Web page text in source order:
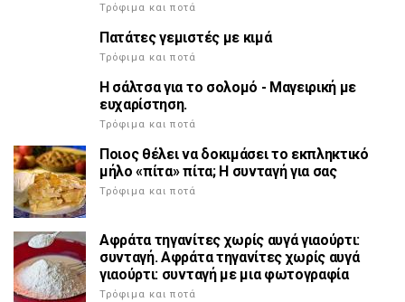
Τρόφιμα και ποτά
Πατάτες γεμιστές με κιμά
Τρόφιμα και ποτά
Η σάλτσα για το σολομό - Μαγειρική με
ευχαρίστηση.
Τρόφιμα και ποτά
Ποιος θέλει να δοκιμάσει το εκπληκτικό
μήλο «πίτα» πίτα; Η συνταγή για σας
Τρόφιμα και ποτά
Αφράτα τηγανίτες χωρίς αυγά γιαούρτι:
συνταγή. Αφράτα τηγανίτες χωρίς αυγά
γιαούρτι: συνταγή με μια φωτογραφία
Τρόφιμα και ποτά